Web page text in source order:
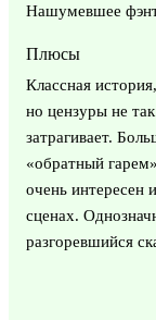
Нашумевшее
Плюсы
Классная
но цензуры не
затрагивает.
«обратный
очень интересен
сценах.
разгоревшийся